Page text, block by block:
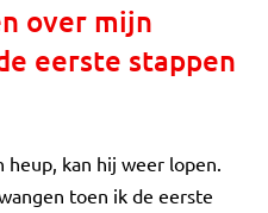
over mijn
eerste stappen
kan hij weer lopen.
toen ik de eerste